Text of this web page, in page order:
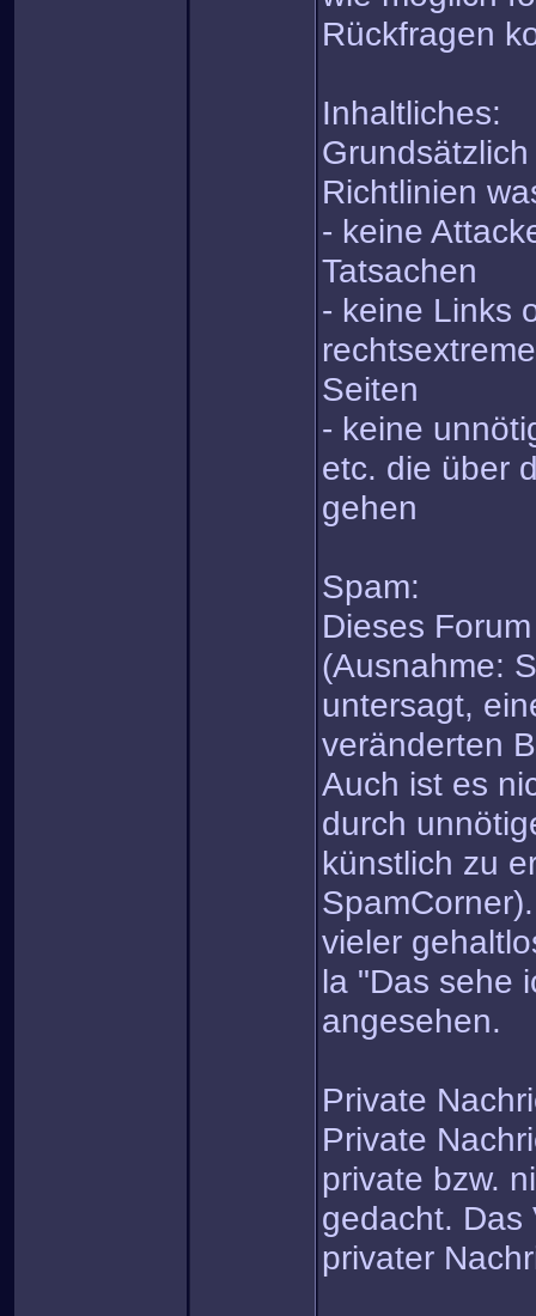
Rückfragen
Inhaltliches:
Richtlinien
- keine
Tatsachen
- keine Links
Seiten
- keine
etc. die über
gehen
Spam:
Dieses
(Ausnahme:
untersagt,
veränderten
Auch ist es
durch
künstlich zu
vieler
la "Das sehe
angesehen.
Private
Private
private bzw.
gedacht. Das
privater